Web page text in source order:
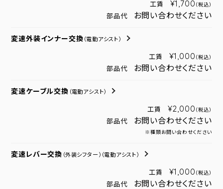
工賃 ¥1,700 （税込）
部品代 お問い合わせください
変速外装インナー交換 （電動アシスト）
工賃 ¥1,000 （税込）
部品代 お問い合わせください
変速ケーブル交換 （電動アシスト）
工賃 ¥2,000 （税込）
部品代 お問い合わせください
※種類お問い合わせください
変速レバー交換 （外装シフター） （電動アシスト）
工賃 ¥1,000 （税込）
部品代 お問い合わせください